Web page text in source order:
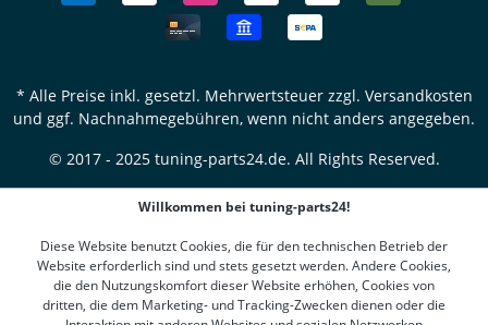
* Alle Preise inkl. gesetzl. Mehrwertsteuer zzgl. Versandkosten
und ggf. Nachnahmegebühren, wenn nicht anders angegeben.
© 2017 - 2025 tuning-parts24.de. All Rights Reserved.
Willkommen bei tuning-parts24!
Diese Website benutzt Cookies, die für den technischen Betrieb der
Website erforderlich sind und stets gesetzt werden. Andere Cookies,
die den Nutzungskomfort dieser Website erhöhen, Cookies von
dritten, die dem Marketing- und Tracking-Zwecken dienen oder die